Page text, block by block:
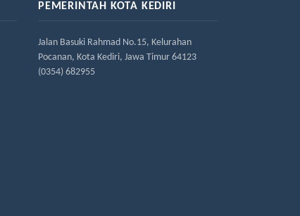
PEMERINTAH KOTA KEDIRI
Jalan Basuki Rahmad No.15, Kelurahan
Pocanan, Kota Kediri, Jawa Timur 64123
(0354) 682955